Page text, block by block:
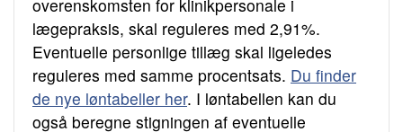
overenskomsten for klinikpersonale i
lægepraksis, skal reguleres med 2,91%.
Eventuelle personlige tillæg skal ligeledes
reguleres med samme procentsats. Du finder
de nye løntabeller her. I løntabellen kan du
også beregne stigningen af eventuelle